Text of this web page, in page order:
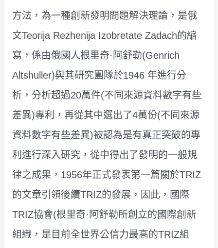
方法，為一種創新發明問題解決理論，是俄
文Teorija Rezhenija Izobretate Zadach的縮
寫，係由俄國人根里奇·阿舒勒(Genrich
Altshuller)與其研究團隊於1946 年進行分
析，分析超過20萬件(不同來源資料數字有些
差異)專利，再從其中選出了4萬份(不同來源
資料數字有些差異)被認為是有真正突破的專
利進行深入研究，從中得出了發明的一般規
律之成果，1956年正式發表第一篇關於TRIZ
的文章引領後續TRIZ的發展，因此，國際
TRIZ協會(根里奇·阿舒勒所創立的國際創新
組織，是目前全世界公信力最高的TRIZ組